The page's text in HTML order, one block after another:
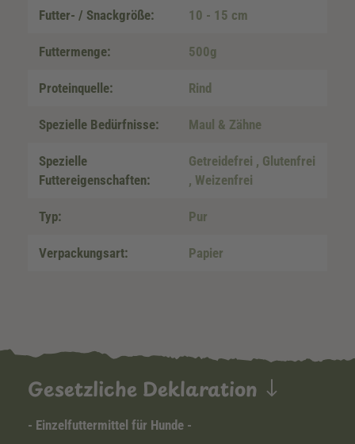
Futter- / Snackgröße: 10 - 15 cm
Futtermenge: 500g
Proteinquelle: Rind
Spezielle Bedürfnisse: Maul & Zähne
Spezielle
Futtereigenschaften:
Getreidefrei , Glutenfrei
, Weizenfrei
Typ: Pur
Verpackungsart: Papier
Gesetzliche Deklaration
- Einzelfuttermittel für Hunde -